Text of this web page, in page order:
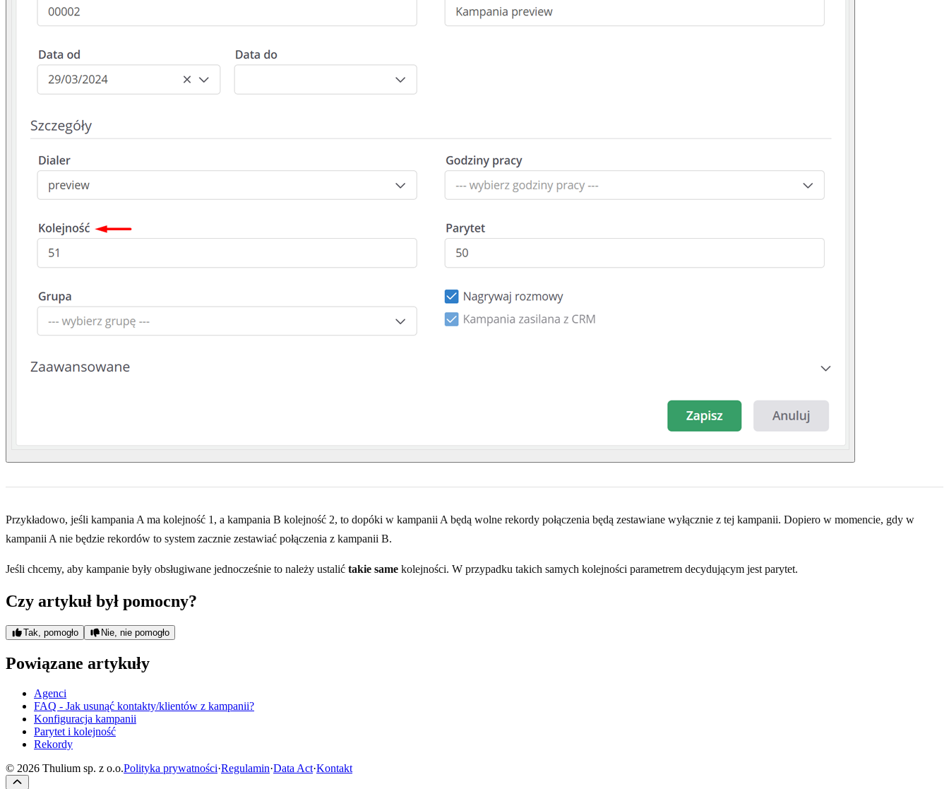
Przykładowo, jeśli kampania A ma kolejność 1, a kampania B kolejność 2, to dopóki w kampanii A będą wolne rekordy połączenia będą zestawiane wyłącznie z tej kampanii. Dopiero w momencie, gdy w
kampanii A nie będzie rekordów to system zacznie zestawiać połączenia z kampanii B.
Jeśli chcemy, aby kampanie były obsługiwane jednocześnie to należy ustalić takie same kolejności. W przypadku takich samych kolejności parametrem decydującym jest parytet.
Czy artykuł był pomocny?
Tak, pomogło Nie, nie pomogło
Powiązane artykuły
Agenci
FAQ - Jak usunąć kontakty/klientów z kampanii?
Konfiguracja kampanii
Parytet i kolejność
Rekordy
© 2026 Thulium sp. z o.o.Polityka prywatności·Regulamin·Data Act·Kontakt